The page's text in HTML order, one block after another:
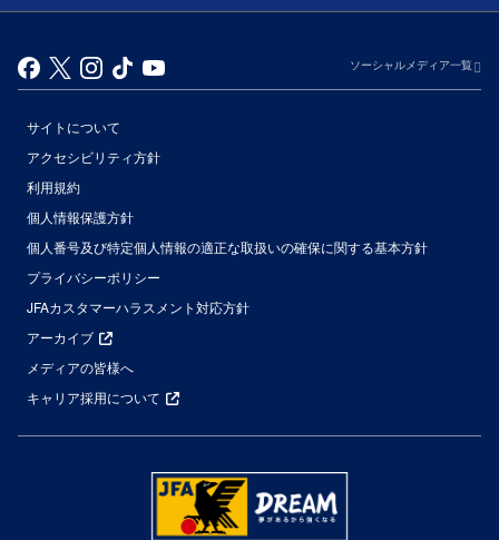
ソーシャルメディア一覧
サイトについて
アクセシビリティ方針
利用規約
個人情報保護方針
個人番号及び特定個人情報の適正な取扱いの確保に関する基本方針
プライバシーポリシー
JFAカスタマーハラスメント対応方針
アーカイブ
メディアの皆様へ
キャリア採用について